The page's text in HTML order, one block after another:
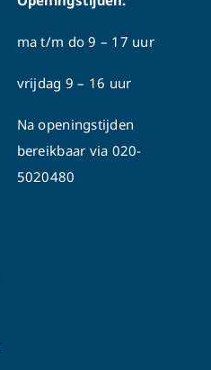
ma t/m do9 – 17 uur
vrijdag 9 – 16 uur
Na openingstijden
bereikbaar via 020-
5020480